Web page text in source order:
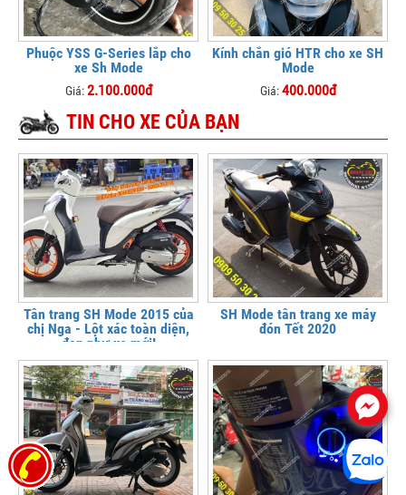
Phuộc YSS G-Series lắp cho
xe Sh Mode
Giá:2.100.000đ
Kính chắn gió HTR cho xe SH
Mode
Giá:400.000đ
TIN CHO XE CỦA BẠN
Tân trang SH Mode 2015 của
chị Nga - Lột xác toàn diện,
đẹp như xe mới!
SH Mode tân trang xe máy
đón Tết 2020
.